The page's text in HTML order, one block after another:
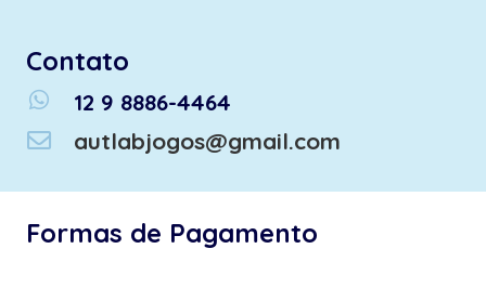
Contato
whatsapp
12 9 8886-4464
autlabjogos@gmail.com
Formas de Pagamento